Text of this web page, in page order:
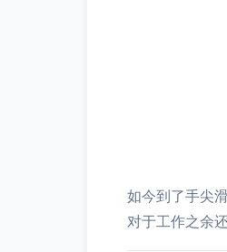
如今到了手尖
对于工作之余